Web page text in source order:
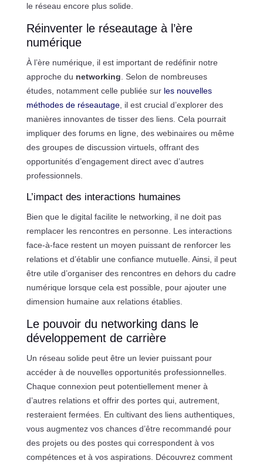
le réseau encore plus solide.
Réinventer le réseautage à l’ère
numérique
À l’ère numérique, il est important de redéfinir notre
approche du networking . Selon de nombreuses
études, notamment celle publiée sur les nouvelles
méthodes de réseautage, il est crucial d’explorer des
manières innovantes de tisser des liens. Cela pourrait
impliquer des forums en ligne, des webinaires ou même
des groupes de discussion virtuels, offrant des
opportunités d’engagement direct avec d’autres
professionnels.
L’impact des interactions humaines
Bien que le digital facilite le networking, il ne doit pas
remplacer les rencontres en personne. Les interactions
face-à-face restent un moyen puissant de renforcer les
relations et d’établir une confiance mutuelle. Ainsi, il peut
être utile d’organiser des rencontres en dehors du cadre
numérique lorsque cela est possible, pour ajouter une
dimension humaine aux relations établies.
Le pouvoir du networking dans le
développement de carrière
Un réseau solide peut être un levier puissant pour
accéder à de nouvelles opportunités professionnelles.
Chaque connexion peut potentiellement mener à
d’autres relations et offrir des portes qui, autrement,
resteraient fermées. En cultivant des liens authentiques,
vous augmentez vos chances d’être recommandé pour
des projets ou des postes qui correspondent à vos
compétences et à vos aspirations. Découvrez comment